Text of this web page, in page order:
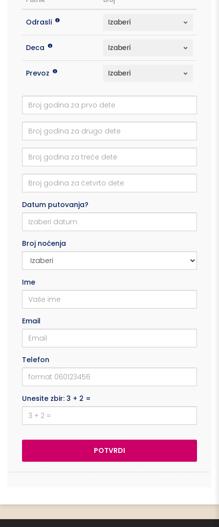
Odrasli
Deca
Prevoz
Datum putovanja?
Broj noćenja
Ime
Email
Telefon
Unesite zbir: 3 + 2 =